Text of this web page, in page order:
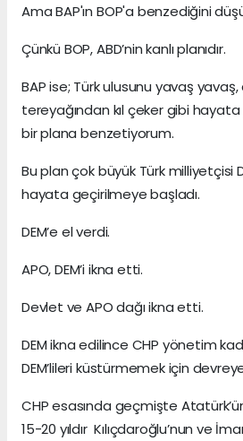
Ama BAP'ın BOP'a benzediğini
Çünkü BOP, ABD’nin kanlı planıdır.
BAP ise; Türk ulusunu yavaş yavaş,
tereyağından kıl çeker gibi
bir plana benzetiyorum.
Bu plan çok büyük Türk milliyetçisi
hayata geçirilmeye başladı.
DEM’e el verdi.
APO, DEM’i ikna etti.
Devlet ve APO dağı ikna etti.
DEM ikna edilince CHP yönetim
DEM’lileri küstürmemek için
CHP esasında geçmişte
15-20 yıldır Kılıçdaroğlu’nun ve